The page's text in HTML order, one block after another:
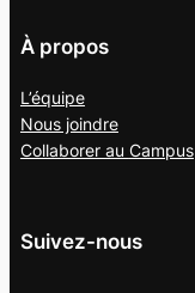
À propos
L’équipe
Nous joindre
Collaborer au Campus
Suivez-nous